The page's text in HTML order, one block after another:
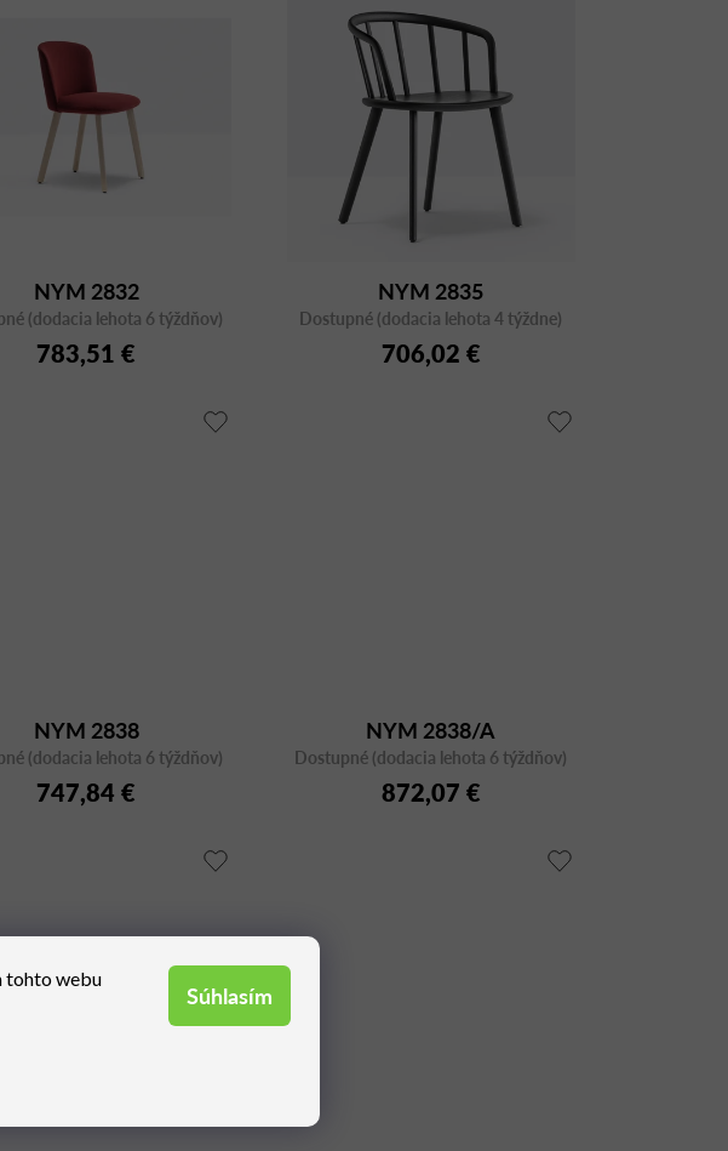
tohto webu
Súhlasím
NYM 2832
(dodacia lehota 6 týždňov)
783,51 €
NYM 2835
Dostupné (dodacia lehota 4 týždne)
706,02 €
NYM 2838
(dodacia lehota 6 týždňov)
747,84 €
NYM 2838/A
Dostupné (dodacia lehota 6 týždňov)
872,07 €